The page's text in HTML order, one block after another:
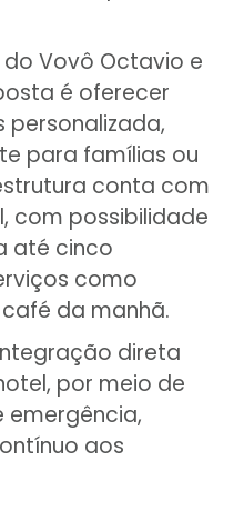
Vovô Octavio e
é oferecer
personalizada,
para famílias ou
conta com
com possibilidade
até cinco
como
da manhã.
direta
por meio de
emergência,
aos